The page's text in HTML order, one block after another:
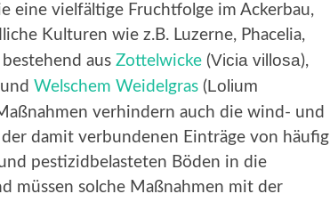
eine vielfältige Fruchtfolge im Ackerbau,
Kulturen wie z.B. Luzerne, Phacelia,
aus Zottelwicke (Vicia villosa),
Welschem Weidelgras (Lolium
verhindern auch die wind- und
damit verbundenen Einträge von häufig
pestizidbelasteten Böden in die
müssen solche Maßnahmen mit der